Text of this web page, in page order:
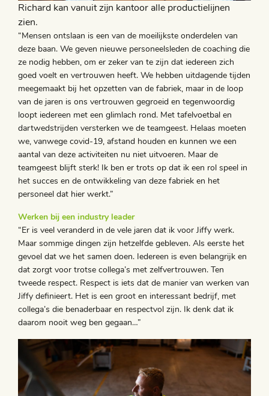
Richard kan vanuit zijn kantoor alle productielijnen
zien.
“Mensen ontslaan is een van de moeilijkste onderdelen van
deze baan. We geven nieuwe personeelsleden de coaching die
ze nodig hebben, om er zeker van te zijn dat iedereen zich
goed voelt en vertrouwen heeft. We hebben uitdagende tijden
meegemaakt bij het opzetten van de fabriek, maar in de loop
van de jaren is ons vertrouwen gegroeid en tegenwoordig
loopt iedereen met een glimlach rond. Met tafelvoetbal en
dartwedstrijden versterken we de teamgeest. Helaas moeten
we, vanwege covid-19, afstand houden en kunnen we een
aantal van deze activiteiten nu niet uitvoeren. Maar de
teamgeest blijft sterk! Ik ben er trots op dat ik een rol speel in
het succes en de ontwikkeling van deze fabriek en het
personeel dat hier werkt.”
Werken bij een industry leader
“Er is veel veranderd in de vele jaren dat ik voor Jiffy werk.
Maar sommige dingen zijn hetzelfde gebleven. Als eerste het
gevoel dat we het samen doen. Iedereen is even belangrijk en
dat zorgt voor trotse collega’s met zelfvertrouwen. Ten
tweede respect. Respect is iets dat de manier van werken van
Jiffy definieert. Het is een groot en interessant bedrijf, met
collega’s die benaderbaar en respectvol zijn. Ik denk dat ik
daarom nooit weg ben gegaan…”